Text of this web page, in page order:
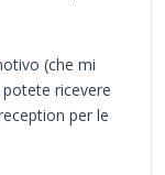
(che mi
ricevere
per le